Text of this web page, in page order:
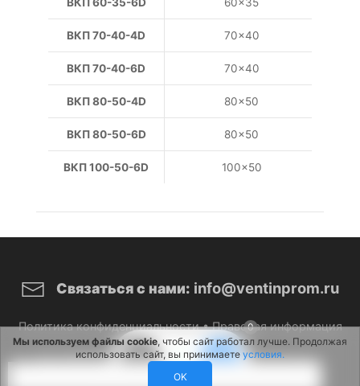
0
ВКП 60-35-6D 60×35
ВКП 70-40-4D 70×40
ВКП 70-40-6D 70×40
ВКП 80-50-4D 80×50
ВКП 80-50-6D 80×50
ВКП 100-50-6D 100×50
Связаться с нами: info@ventinprom.ru
Политика конфиденциальности•Правовая информация
© 2026 ВентИнПром. Все права защищены.
Мы используем файлы cookie, чтобы сайт работал лучше. Продолжая
использовать сайт, вы принимаете условия.
OK